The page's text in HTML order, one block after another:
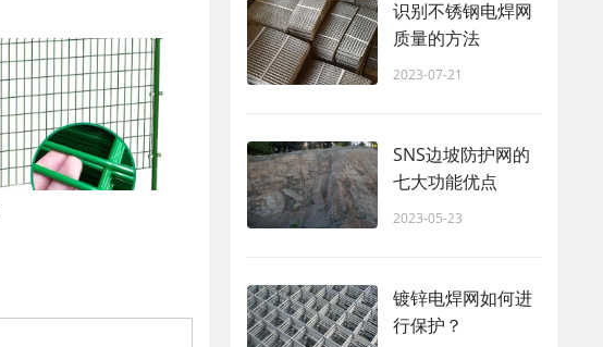
识别不锈钢电焊网
质量的方法
2023-07-21
SNS边坡防护网的
七大功能优点
2023-05-23
镀锌电焊网如何进
行保护？